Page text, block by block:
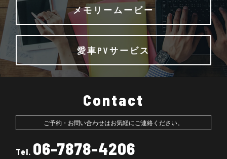
メモリームービー
愛車PVサービス
Contact
ご予約・お問い合わせはお気軽にご連絡ください。
Tel. 06-7878-4206